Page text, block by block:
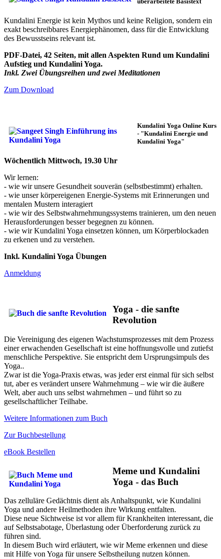
Kundalini Energie ist kein Mythos und keine Religion, sondern ein
exakt beschreibbares Energiephänomen, dass für die Entwicklung
des Bewusstseins relevant ist.
PDF-Datei, 42 Seiten, mit allen Aspekten Rund um Kundalini
Aufstieg und Kundalini Yoga.
Inkl. Zwei Übungsreihen und zwei Meditationen
Zum Download
Kundalini Yoga Online Kurs
- "Kundalini Energie und
Kundalini Yoga"
Wöchentlich Mittwoch, 19.30 Uhr
Wir lernen:
- wie wir unsere Gesundheit souverän (selbstbestimmt) erhalten.
- wie unser körpereigenen Energie-Systems mit Erinnerungen und
mentalen Mustern interagiert
- wie wir des Selbstwahrnehmungssystems trainieren, um den neuen
Herausforderungen besser begegnen zu können.
- wie wir Kundalini Yoga einsetzen können, um Körperblockaden
zu erkenen und zu verstehen.
Inkl. Kundalini Yoga Übungen
Anmeldung
Yoga - die sanfte
Revolution
Die Vereinigung des eigenen Wachstumsprozesses mit dem Prozess
einer erwachenden Gesellschaft ist eine hoffnungsvolle und zutiefst
menschliche Perspektive. Sie entspricht dem Ursprungsimpuls des
Yoga..
Zwar ist die Yoga-Praxis etwas, was jeder erst einmal für sich selbst
tut, aber es verändert unsere Wahrnehmung – wie wir die äußere
Welt, aber auch uns selbst wahrnehmen – und führt so zu
gesellschaftlicher Teilhabe.
Weitere Informationen zum Buch
Zur Buchbestellung
eBook Bestellen
Meme und Kundalini
Yoga - das Buch
Das zelluläre Gedächtnis dient als Anhaltspunkt, wie Kundalini
Yoga und andere Heilmethoden ihre Wirkung entfalten.
Diese neue Sichtweise ist vor allem für Krankheiten interessant, die
auf Selbstsabotage, Überlastung oder Überforderung zurück zu
führen sind.
In diesem Buch wird erläutert, wie wir Meme erkennen und diese
mit Hilfe von Yoga für unsere Selbstheilung nutzen können.